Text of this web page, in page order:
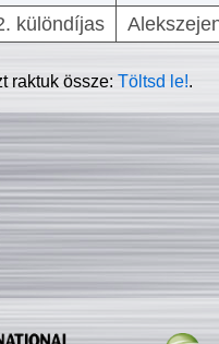
különdíjas
raktuk össze:Töltsd le!.